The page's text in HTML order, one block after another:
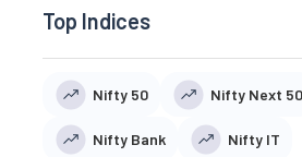
Top Indices
Nifty 50 Nifty Next 50
Nifty Bank Nifty IT